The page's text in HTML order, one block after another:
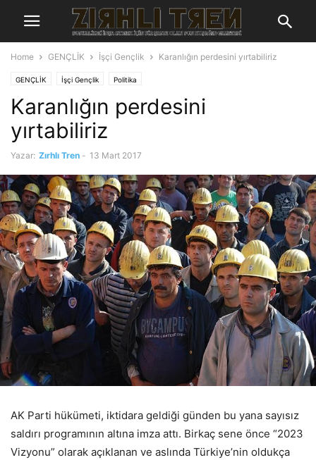
Home GENÇLİK İşçi Gençlik Karanlığın perdesini yırtabiliriz
GENÇLİK İşçi Gençlik Politika
Karanlığın perdesini
yırtabiliriz
Yazar: Zırhlı Tren - 13 Mart 2017
AK Parti hükümeti, iktidara geldiği günden bu yana sayısız
saldırı programının altına imza attı. Birkaç sene önce “2023
Vizyonu” olarak açıklanan ve aslında Türkiye’nin oldukça